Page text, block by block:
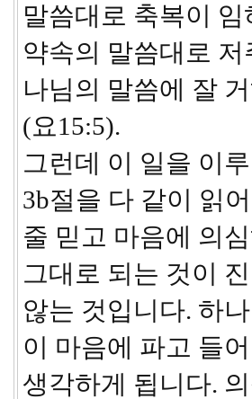
말씀대로 축복이
약속의 말씀대로
나님의 말씀에 잘
(요15:5).
그런데 이 일을 이
3b절을 다 같이 읽
줄 믿고 마음에 의
그대로 되는 것이
않는 것입니다. 하
이 마음에 파고 들
생각하게 됩니다.